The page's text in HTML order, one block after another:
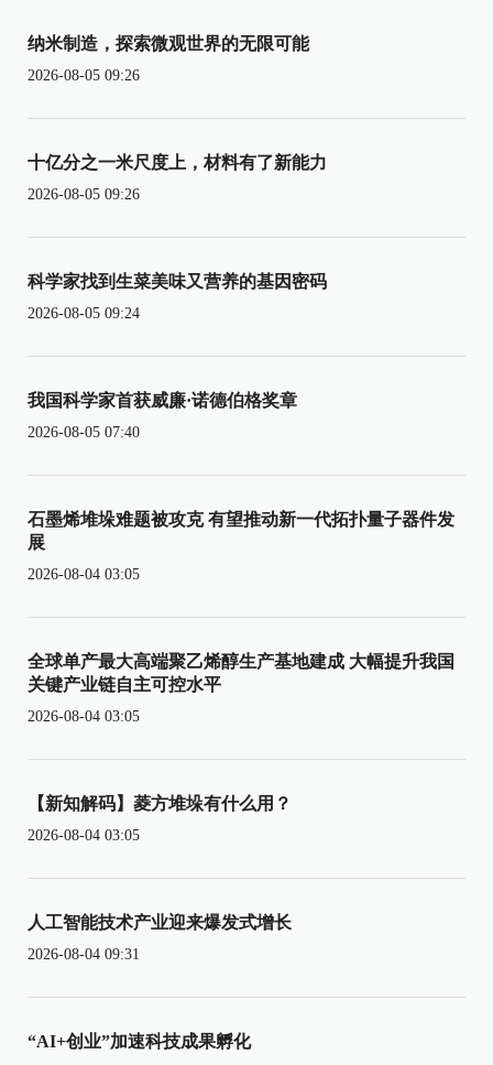
纳米制造，探索微观世界的无限可能
2026-08-05 09:26
十亿分之一米尺度上，材料有了新能力
2026-08-05 09:26
科学家找到生菜美味又营养的基因密码
2026-08-05 09:24
我国科学家首获威廉·诺德伯格奖章
2026-08-05 07:40
石墨烯堆垛难题被攻克 有望推动新一代拓扑量子器件发
展
2026-08-04 03:05
全球单产最大高端聚乙烯醇生产基地建成 大幅提升我国
关键产业链自主可控水平
2026-08-04 03:05
【新知解码】菱方堆垛有什么用？
2026-08-04 03:05
人工智能技术产业迎来爆发式增长
2026-08-04 09:31
“AI+创业”加速科技成果孵化